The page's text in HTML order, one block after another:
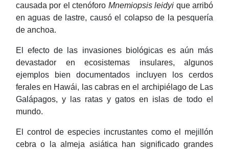
causada por el ctenóforo Mnemiopsis leidyi que arribó
en aguas de lastre, causó el colapso de la pesquería
de anchoa.
El efecto de las invasiones biológicas es aún más
devastador en ecosistemas insulares, algunos
ejemplos bien documentados incluyen los cerdos
ferales en Hawái, las cabras en el archipiélago de Las
Galápagos, y las ratas y gatos en islas de todo el
mundo.
El control de especies incrustantes como el mejillón
cebra o la almeja asiática han significado grandes